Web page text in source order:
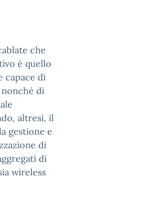
che
è quello
capace di
di
altresì, il
gestione e
di
di
wireless